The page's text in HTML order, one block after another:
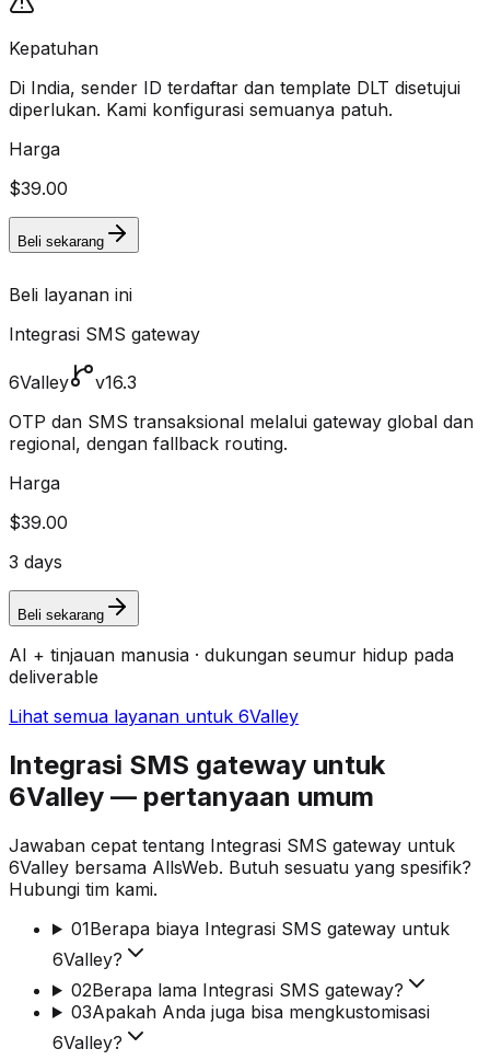
Kepatuhan
Di India, sender ID terdaftar dan template DLT disetujui
diperlukan. Kami konfigurasi semuanya patuh.
Harga
$39.00
Beli sekarang
Beli layanan ini
Integrasi SMS gateway
6Valley
v16.3
OTP dan SMS transaksional melalui gateway global dan
regional, dengan fallback routing.
Harga
$39.00
3 days
Beli sekarang
AI + tinjauan manusia · dukungan seumur hidup pada
deliverable
Lihat semua layanan untuk 6Valley
Integrasi SMS gateway untuk
6Valley — pertanyaan umum
Jawaban cepat tentang Integrasi SMS gateway untuk
6Valley bersama AllsWeb. Butuh sesuatu yang spesifik?
Hubungi tim kami.
01Berapa biaya Integrasi SMS gateway untuk
6Valley?
02Berapa lama Integrasi SMS gateway?
03Apakah Anda juga bisa mengkustomisasi
6Valley?